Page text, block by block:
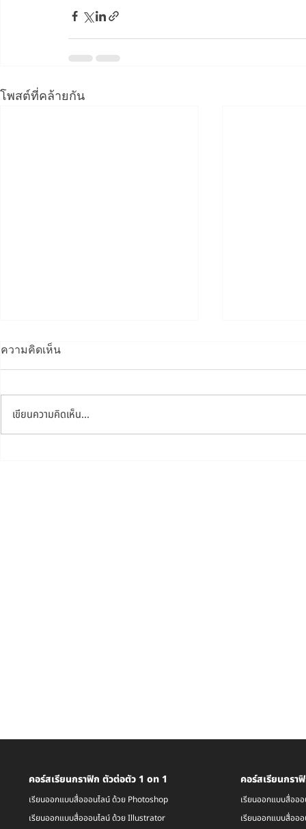
โพสต์ที่คล้ายกัน
ความคิดเห็น
เขียนความคิดเห็น…
คอร์สเรียนกราฟิก ตัวต่อตัว 1 on 1
เรียนออกแบบสื่อออนไลน์ ด้วย Photoshop
เรียนออกแบบสื่อออนไลน์ ด้วย Illustrator
คอร์สเรียนกรา
เรียนออกแบบสื่ออ
เรียนออกแบบสื่ออ